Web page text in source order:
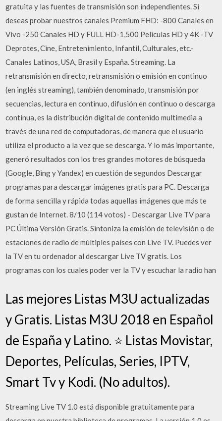
gratuita y las fuentes de transmisión son independientes. Si
deseas probar nuestros canales Premium FHD: -800 Canales en
Vivo -250 Canales HD y FULL HD-1,500 Peliculas HD y 4K -TV
Deprotes, Cine, Entretenimiento, Infantil, Culturales, etc.-
Canales Latinos, USA, Brasil y España. Streaming. La
retransmisión en directo, retransmisión o emisión en continuo
(en inglés streaming), también denominado, transmisión por
secuencias, lectura en continuo, difusión en continuo o descarga
continua, es la distribución digital de contenido multimedia a
través de una red de computadoras, de manera que el usuario
utiliza el producto a la vez que se descarga. Y lo más importante,
generó resultados con los tres grandes motores de búsqueda
(Google, Bing y Yandex) en cuestión de segundos Descargar
programas para descargar imágenes gratis para PC. Descarga
de forma sencilla y rápida todas aquellas imágenes que más te
gustan de Internet. 8/10 (114 votos) - Descargar Live TV para
PC Última Versión Gratis. Sintoniza la emisión de televisión o de
estaciones de radio de múltiples países con Live TV. Puedes ver
la TV en tu ordenador al descargar Live TV gratis. Los
programas con los cuales poder ver la TV y escuchar la radio han
Las mejores Listas M3U actualizadas
y Gratis. Listas M3U 2018 en Español
de España y Latino. ⭐ Listas Movistar,
Deportes, Películas, Series, IPTV,
Smart Tv y Kodi. (No adultos).
Streaming Live TV 1.0 está disponible gratuitamente para